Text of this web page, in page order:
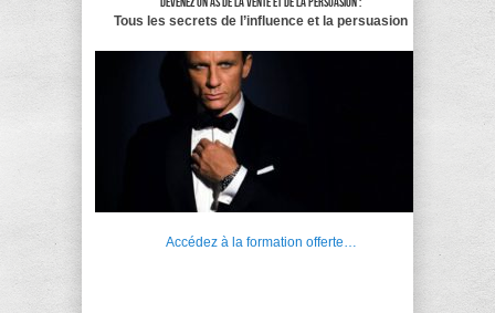
Tous les secrets de l’influence et la persuasion
Accédez à la formation offerte…